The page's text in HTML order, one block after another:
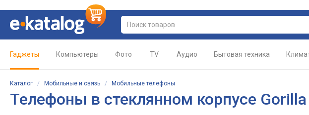
Гаджеты Компьютеры Фото TV Аудио Бытовая техника
Каталог / Мобильные и связь / Мобильные телефоны
Телефоны в стеклянном корпусе Gorilla